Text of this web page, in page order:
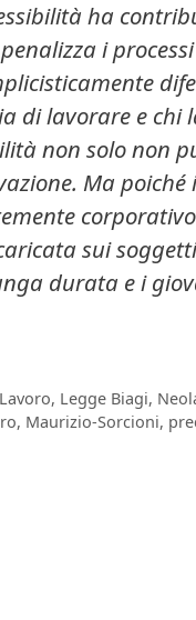
ha
i
di lavorare e
non solo non
Ma
sui
durata e i
Lavoro, Legge Biagi,
, Maurizio-Sorcioni,